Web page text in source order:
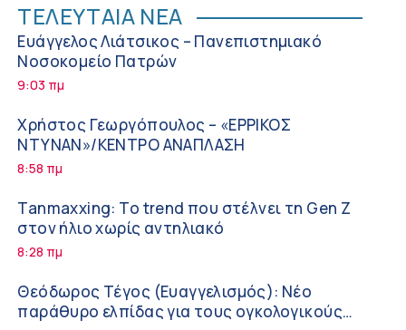
ΤΕΛΕΥΤΑΙΑ ΝΕΑ
Ευάγγελος Λιάτσικος – Πανεπιστημιακό
Νοσοκομείο Πατρών
9:03 πμ
Χρήστος Γεωργόπουλος – «ΕΡΡΙΚΟΣ
ΝΤΥΝΑΝ»/ΚΕΝΤΡΟ ΑΝΑΠΛΑΣΗ
8:58 πμ
Tanmaxxing: To trend που στέλνει τη Gen Z
στον ήλιο χωρίς αντηλιακό
8:28 πμ
Θεόδωρος Τέγος (Ευαγγελισμός): Νέο
παράθυρο ελπίδας για τους ογκολογικούς